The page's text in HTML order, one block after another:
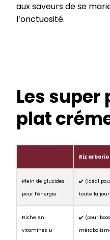
aux saveurs de se
l’onctuosité.
Les
plat
Riz arborio
Plein de glucides
pour l’énergie
✔️ (idéal
toute la
Riche en
vitamines B
✔️ (pour